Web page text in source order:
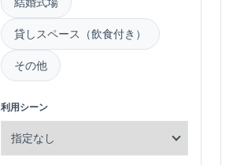
貸しスペース（飲食付き）
その他
利用シーン